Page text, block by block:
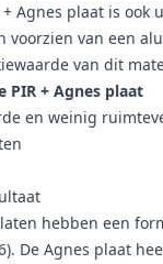
+ Agnes plaat is
voorzien van een
van dit
PIR + Agnes plaat
en weinig
hebben een
De Agnes plaat